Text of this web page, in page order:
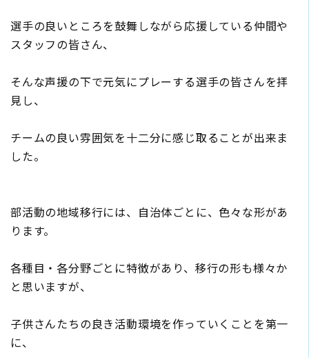
選手の良いところを鼓舞しながら応援している仲間や
スタッフの皆さん、
そんな声援の下で元気にプレーする選手の皆さんを拝
見し、
チームの良い雰囲気を十二分に感じ取ることが出来ま
した。
部活動の地域移行には、自治体ごとに、色々な形があ
ります。
各種目・各分野ごとに特徴があり、移行の形も様々か
と思いますが、
子供さんたちの良き活動環境を作っていくことを第一
に、